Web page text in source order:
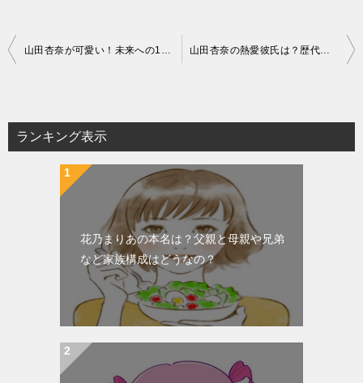
投
ビ
ゲ
山田杏奈が可愛い！未来への10カウントの演技はどうなの？ 山田杏奈の熱愛彼氏は？歴代の元カレや好きなタイプとは
ランキング表示
花乃まりあの本名は？父親と母親や兄弟
など家族構成はどうなの？